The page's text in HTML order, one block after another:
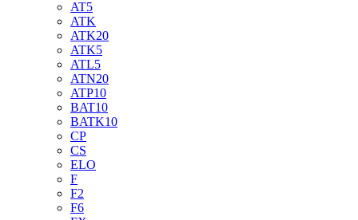
AT5
ATK
ATK20
ATK5
ATL5
ATN20
ATP10
BAT10
BATK10
CP
CS
ELO
F
F2
F6